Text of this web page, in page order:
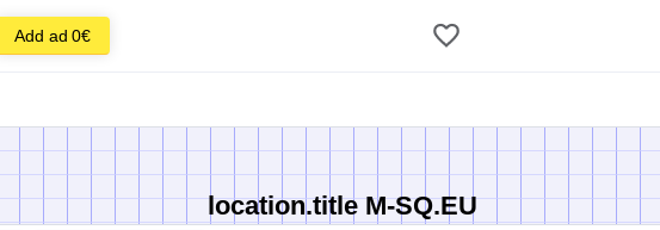
Add ad 0€
location.title M-SQ.EU